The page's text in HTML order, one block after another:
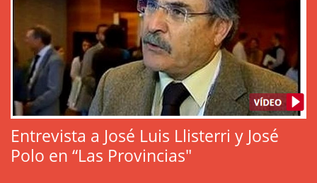
Entrevista a José Luis Llisterri y José
Polo en “Las Provincias"